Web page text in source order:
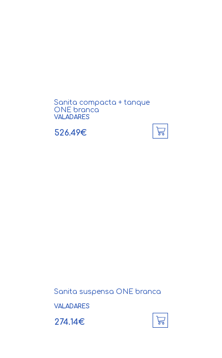
Sanita compacta + tanque
ONE branca
VALADARES
526.49€
Sanita suspensa ONE branca
VALADARES
274.14€